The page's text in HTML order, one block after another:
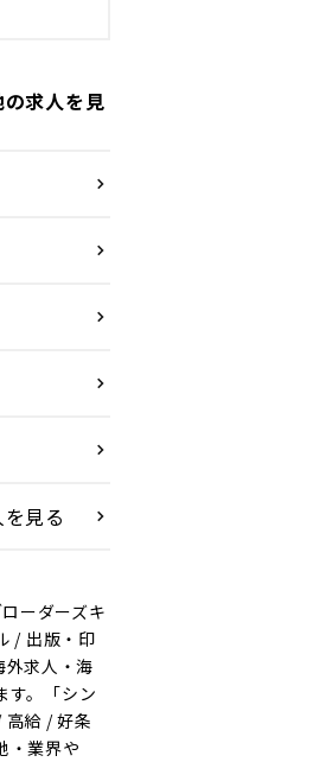
求人を見
見る
ーダーズキ
/ 出版・印
求人・海
す。「シン
高給 / 好条
・業界や